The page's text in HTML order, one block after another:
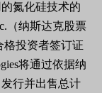
氮化硅技术的
（纳斯达克股票
格投资者签订证
将通过依据纳
行并出售总计